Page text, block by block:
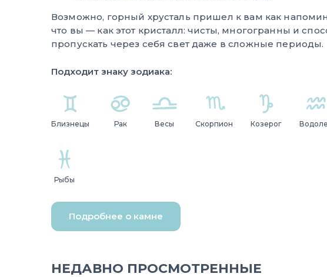
Возможно, горный хрусталь пришел к вам как
что вы — как этот кристалл: чисты, многогранны и
пропускать через себя свет даже в сложные периоды.
Подходит знаку зодиака:
Близнецы Рак Весы Скорпион Козерог
Рыбы
Подробнее о камне
НЕДАВНО ПРОСМОТРЕННЫЕ